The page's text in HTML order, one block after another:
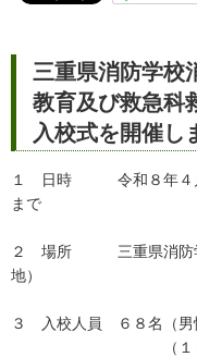
三重県消防学校
教育及び救急科
入校式を開催し
１ 日時 令和８年４月
まで
２ 場所 三重県消防学
地）
３ 入校人員 ６８名（男
（１８歳から２